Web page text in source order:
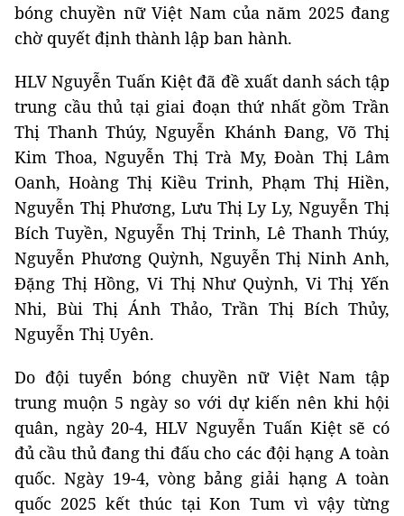
bóng chuyền nữ Việt Nam của năm 2025 đang
chờ quyết định thành lập ban hành.
HLV Nguyễn Tuấn Kiệt đã đề xuất danh sách tập
trung cầu thủ tại giai đoạn thứ nhất gồm Trần
Thị Thanh Thúy, Nguyễn Khánh Đang, Võ Thị
Kim Thoa, Nguyễn Thị Trà My, Đoàn Thị Lâm
Oanh, Hoàng Thị Kiều Trinh, Phạm Thị Hiền,
Nguyễn Thị Phương, Lưu Thị Ly Ly, Nguyễn Thị
Bích Tuyền, Nguyễn Thị Trinh, Lê Thanh Thúy,
Nguyễn Phương Quỳnh, Nguyễn Thị Ninh Anh,
Đặng Thị Hồng, Vi Thị Như Quỳnh, Vi Thị Yến
Nhi, Bùi Thị Ánh Thảo, Trần Thị Bích Thủy,
Nguyễn Thị Uyên.
Do đội tuyển bóng chuyền nữ Việt Nam tập
trung muộn 5 ngày so với dự kiến nên khi hội
quân, ngày 20-4, HLV Nguyễn Tuấn Kiệt sẽ có
đủ cầu thủ đang thi đấu cho các đội hạng A toàn
quốc. Ngày 19-4, vòng bảng giải hạng A toàn
quốc 2025 kết thúc tại Kon Tum vì vậy từng